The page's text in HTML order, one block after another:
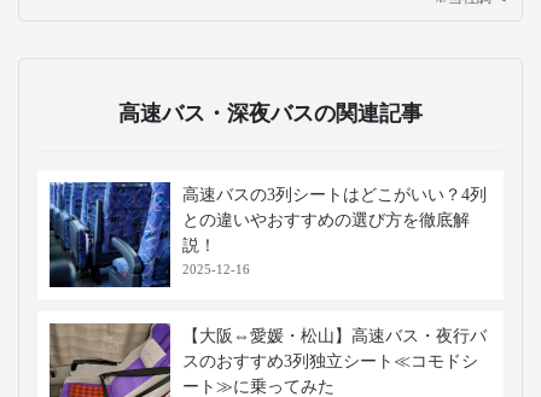
高速バス・深夜バスの関連記事
高速バスの3列シートはどこがいい？4列
との違いやおすすめの選び方を徹底解
説！
2025-12-16
【大阪⇔愛媛・松山】高速バス・夜行バ
スのおすすめ3列独立シート≪コモドシ
ート≫に乗ってみた